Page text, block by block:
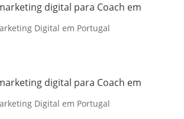
digital para Coach em
Digital em Portugal
digital para Coach em
Digital em Portugal